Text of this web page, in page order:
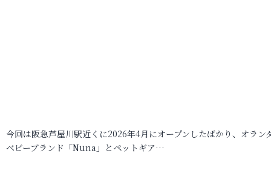
今回は阪急芦屋川駅近くに2026年4月にオープンしたばかり、オラン
ベビーブランド「Nuna」とペットギア…